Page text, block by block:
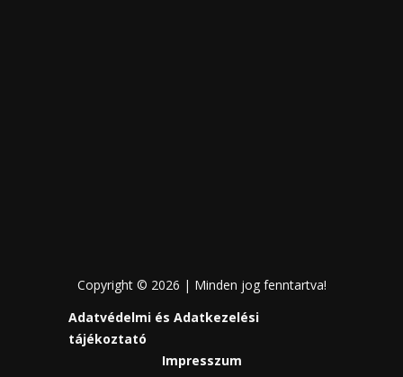
Copyright © 2026 | Minden jog fenntartva!
Adatvédelmi és Adatkezelési
tájékoztató
Impresszum